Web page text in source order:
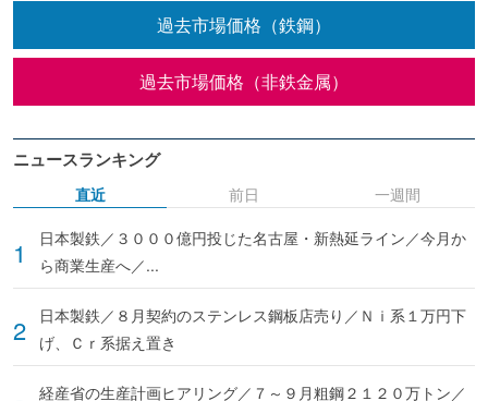
過去市場価格（鉄鋼）
過去市場価格（非鉄金属）
ニュースランキング
直近
日本製鉄／３０００億円投じた名古屋・新熱延ライン／今月か
ら商業生産へ／...
日本製鉄／８月契約のステンレス鋼板店売り／Ｎｉ系１万円下
げ、Ｃｒ系据え置き
経産省の生産計画ヒアリング／７～９月粗鋼２１２０万トン／
前日 一週間